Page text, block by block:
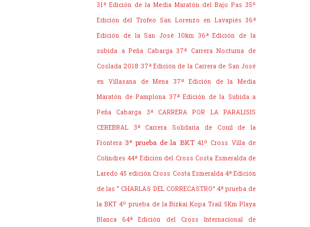
31ª Edición de la Media Maratón del Bajo Pas 35º
Edición del Trofeo San Lorenzo en Lavapiés 36ª
Edición de la San José 10km 36ª Edición de la
subida a Peña Cabarga37ª Carrera Nocturna de
Coslada 2018 37ª Edición de la Carrera de San José
en Villasana de Mena 37ª Edición de la Media
Maratón de Pamplona 37ª Edición de la Subida a
Peña Cabarga 3ª CARRERA POR LA PARALISIS
CEREBRAL 3ª Carrera Solidaria de Conil de la
Frontera 3ª prueba de la BKT41º Cross Villa de
Colindres44ª Edición del Cross Costa Esmeralda de
Laredo45 edición Cross Costa Esmeralda 4ª Edición
de las " CHARLAS DEL CORRECASTRO" 4ª prueba de
la BKT 4º prueba de la Bizkai Kopa Trail 5Km Playa
Blanca 64ª Edición del Cross Internacional de